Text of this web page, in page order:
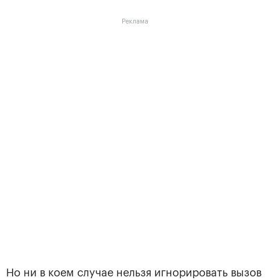
Реклама
Но ни в коем случае нельзя игнорировать вызов